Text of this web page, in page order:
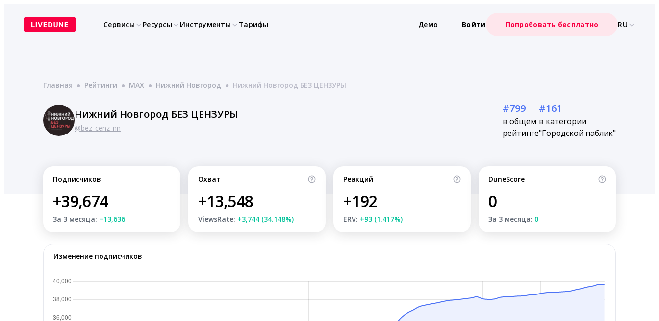
содержимому
Сервисы Ресурсы Инструменты Тарифы Демо Войти Попробовать бесплатно RU
Главная ● Рейтинги ● MAX ● Нижний Новгород ● Нижний Новгород БЕЗ ЦЕНЗУРЫ
Нижний Новгород БЕЗ ЦЕНЗУРЫ
@bez_cenz_nn
#799
в общем
рейтинге
#161
в категории
"Городской паблик"
Подписчиков
+39,674
За 3 месяца: +13,636
Охват
+13,548
ViewsRate: +3,744 (34.148%)
Реакций
+192
ERV: +93 (1.417%)
DuneScore
0
За 3 месяца: 0
Изменение подписчиков